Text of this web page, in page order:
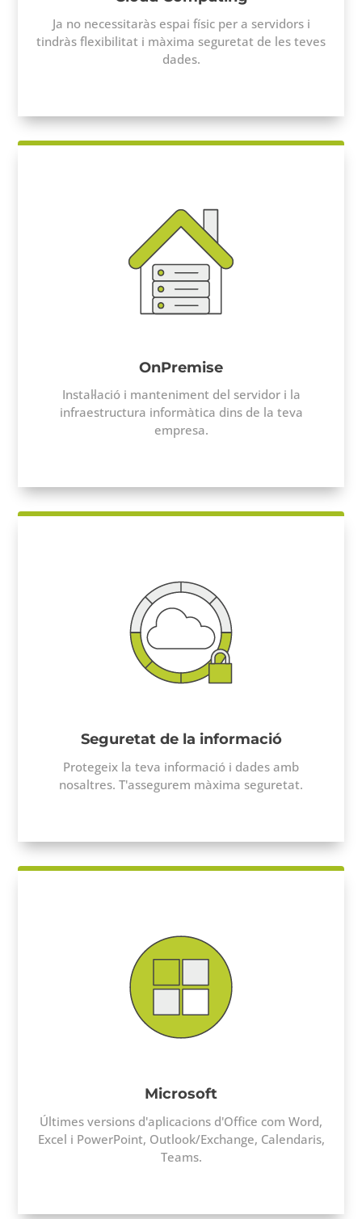
Ja no necessitaràs espai físic per a servidors i
tindràs flexibilitat i màxima seguretat de les teves
dades.
OnPremise
Instal·lació i manteniment del servidor i la
infraestructura informàtica dins de la teva
empresa.
Seguretat de la informació
Protegeix la teva informació i dades amb
nosaltres. T'assegurem màxima seguretat.
Microsoft
Últimes versions d'aplicacions d'Office com Word,
Excel i PowerPoint, Outlook/Exchange, Calendaris,
Teams.